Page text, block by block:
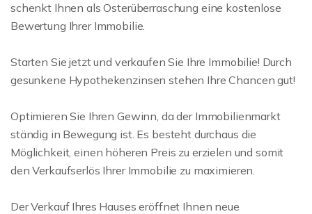
schenkt Ihnen als Osterüberraschung eine kostenlose
Bewertung Ihrer Immobilie.
Starten Sie jetzt und verkaufen Sie Ihre Immobilie! Durch
gesunkene Hypothekenzinsen stehen Ihre Chancen gut!
Optimieren Sie Ihren Gewinn, da der Immobilienmarkt
ständig in Bewegung ist. Es besteht durchaus die
Möglichkeit, einen höheren Preis zu erzielen und somit
den Verkaufserlös Ihrer Immobilie zu maximieren.
Der Verkauf Ihres Hauses eröffnet Ihnen neue